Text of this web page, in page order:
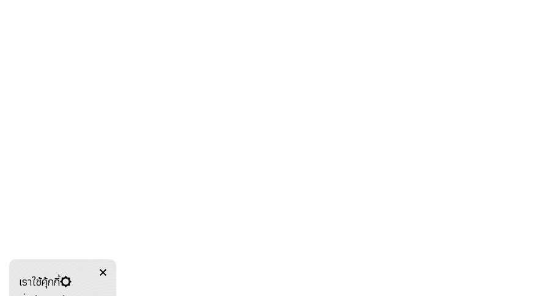
เราใช้คุ้กกี้